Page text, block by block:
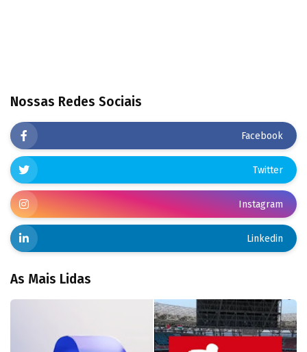
Nossas Redes Sociais
Facebook
Twitter
Instagram
Linkedin
As Mais Lidas